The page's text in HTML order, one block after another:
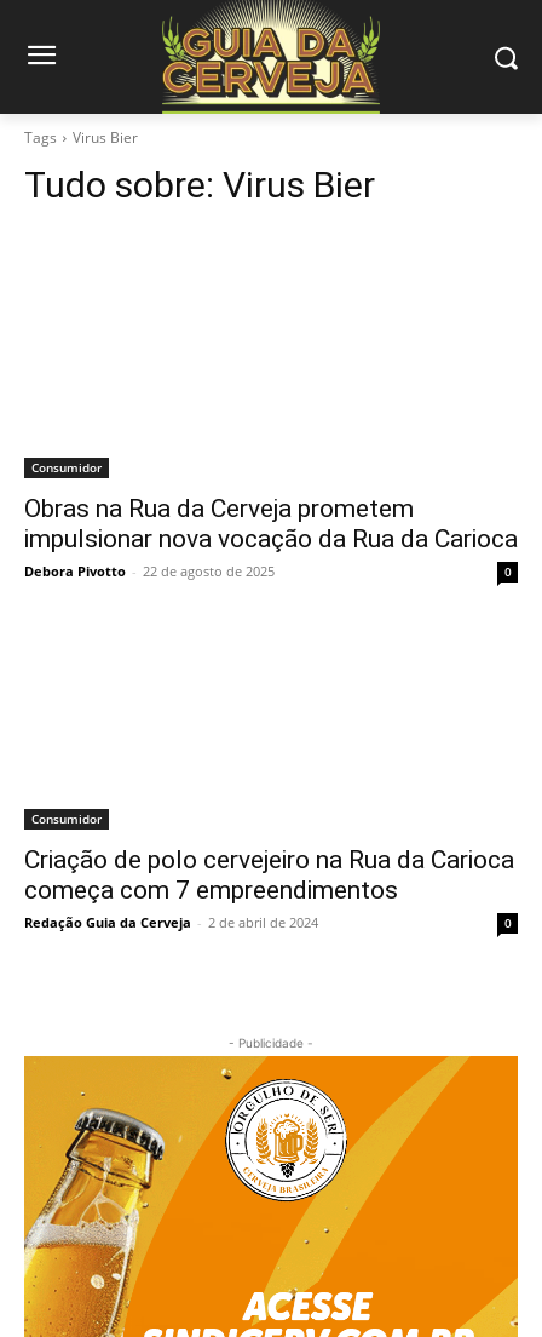
Tags Virus Bier
Tudo sobre: Virus Bier
Consumidor
Obras na Rua da Cerveja prometem
impulsionar nova vocação da Rua da Carioca
Debora Pivotto - 22 de agosto de 2025 0
Consumidor
Criação de polo cervejeiro na Rua da Carioca
começa com 7 empreendimentos
Redação Guia da Cerveja - 2 de abril de 2024 0
- Publicidade -